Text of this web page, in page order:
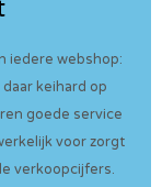
iedere webshop:
keihard op
goede service
voor zorgt
verkoopcijfers.